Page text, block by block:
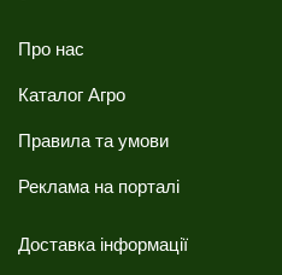
Про нас
Каталог Агро
Правила та умови
Реклама на порталі
Доставка інформації